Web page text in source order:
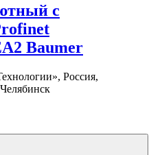
с
Baumer
Россия,